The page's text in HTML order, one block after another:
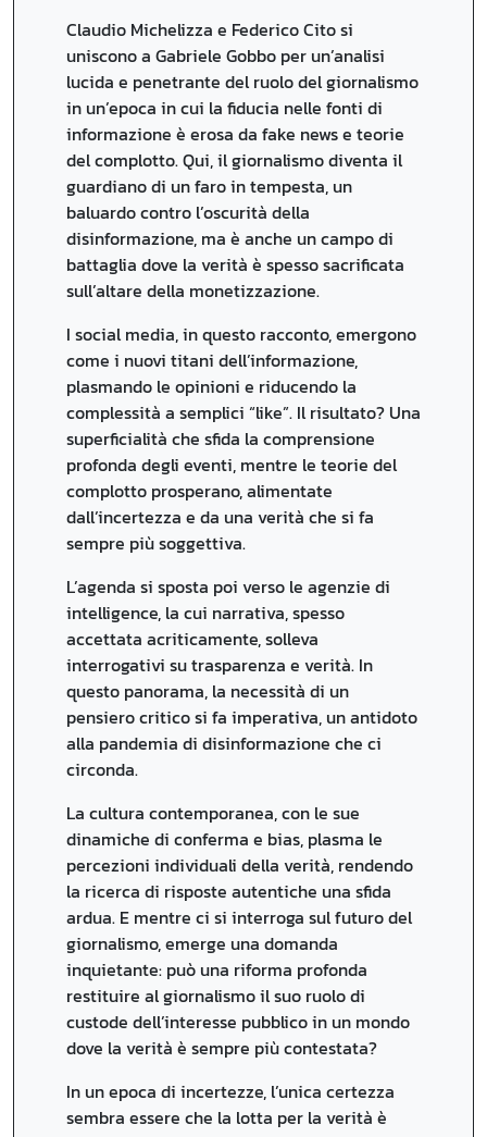
Claudio Michelizza e Federico Cito si
uniscono a Gabriele Gobbo per un’analisi
lucida e penetrante del ruolo del giornalismo
in un’epoca in cui la fiducia nelle fonti di
informazione è erosa da fake news e teorie
del complotto. Qui, il giornalismo diventa il
guardiano di un faro in tempesta, un
baluardo contro l’oscurità della
disinformazione, ma è anche un campo di
battaglia dove la verità è spesso sacrificata
sull’altare della monetizzazione.
I social media, in questo racconto, emergono
come i nuovi titani dell’informazione,
plasmando le opinioni e riducendo la
complessità a semplici “like”. Il risultato? Una
superficialità che sfida la comprensione
profonda degli eventi, mentre le teorie del
complotto prosperano, alimentate
dall’incertezza e da una verità che si fa
sempre più soggettiva.
L’agenda si sposta poi verso le agenzie di
intelligence, la cui narrativa, spesso
accettata acriticamente, solleva
interrogativi su trasparenza e verità. In
questo panorama, la necessità di un
pensiero critico si fa imperativa, un antidoto
alla pandemia di disinformazione che ci
circonda.
La cultura contemporanea, con le sue
dinamiche di conferma e bias, plasma le
percezioni individuali della verità, rendendo
la ricerca di risposte autentiche una sfida
ardua. E mentre ci si interroga sul futuro del
giornalismo, emerge una domanda
inquietante: può una riforma profonda
restituire al giornalismo il suo ruolo di
custode dell’interesse pubblico in un mondo
dove la verità è sempre più contestata?
In un epoca di incertezze, l’unica certezza
sembra essere che la lotta per la verità è